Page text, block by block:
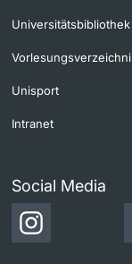
Universitätsbibliothek
Unisport
Intranet
Social Media